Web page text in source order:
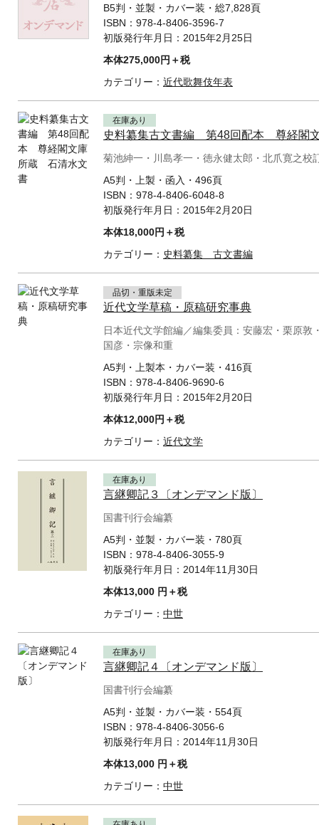
B5判・並製・カバー装・総7,828頁
ISBN： 978-4-8406-3596-7
初版発行年月日： 2015年2月25日
本体275,000円＋税
カテゴリー： 近代歌舞伎年表
在庫あり
史料纂集古文書編 第48回配本 尊経閣
菊池紳一・川島孝一・徳永健太郎・北爪寛之校
A5判・上製・函入・496頁
ISBN： 978-4-8406-6048-8
初版発行年月日： 2015年2月20日
本体18,000円＋税
カテゴリー： 史料纂集 古文書編
品切・重版未定
近代文学草稿・原稿研究事典
日本近代文学館編／編集委員：安藤宏・栗原敦
国彦・宗像和重
A5判・上製本・カバー装・416頁
ISBN： 978-4-8406-9690-6
初版発行年月日： 2015年2月20日
本体12,000円＋税
カテゴリー： 近代文学
在庫あり
言継卿記３〔オンデマンド版〕
国書刊行会編纂
A5判・並製・カバー装・780頁
ISBN： 978-4-8406-3055-9
初版発行年月日： 2014年11月30日
本体13,000 円＋税
カテゴリー： 中世
在庫あり
言継卿記４〔オンデマンド版〕
国書刊行会編纂
A5判・並製・カバー装・554頁
ISBN： 978-4-8406-3056-6
初版発行年月日： 2014年11月30日
本体13,000 円＋税
カテゴリー： 中世